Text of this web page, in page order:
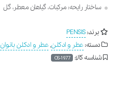
ساختار رایحه: مرکبات، گیاهان معطر، گل
برند:PENSIS
دسته:عطر و ادکلن,عطر و ادکلن بانوان
شناسه کالا:
OS-1977